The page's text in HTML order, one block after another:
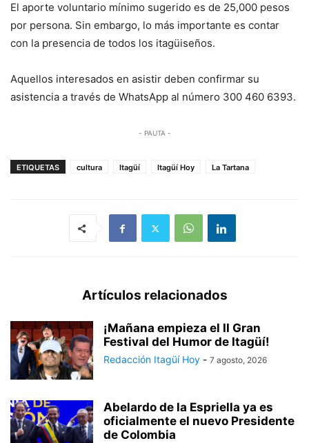
El aporte voluntario mínimo sugerido es de 25,000 pesos
por persona. Sin embargo, lo más importante es contar
con la presencia de todos los itagüiseños.
Aquellos interesados en asistir deben confirmar su
asistencia a través de WhatsApp al número 300 460 6393.
- PAUTA -
ETIQUETAS cultura Itagüí Itagüí Hoy La Tartana
Artículos relacionados
¡Mañana empieza el II Gran
Festival del Humor de Itagüí!
Redacción Itagüí Hoy - 7 agosto, 2026
Abelardo de la Espriella ya es
oficialmente el nuevo Presidente
de Colombia